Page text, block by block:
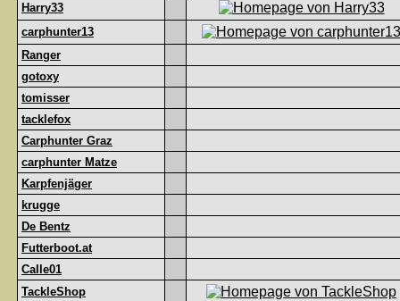
Harry33
carphunter13
Ranger
gotoxy
tomisser
tacklefox
Carphunter Graz
carphunter Matze
Karpfenjäger
krugge
De Bentz
Futterboot.at
Calle01
TackleShop